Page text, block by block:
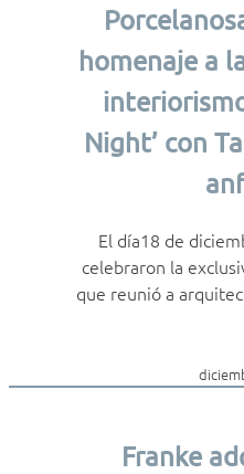
homenaje a
Night’ con
El día18 de
celebraron la
que reunió a
Franke